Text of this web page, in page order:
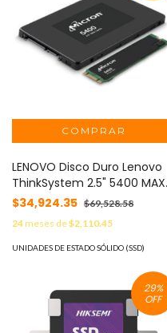
LENOVO Disco Duro Lenovo
ThinkSystem 2.5" 5400 MAX
3.84TB Uso Mixto SATA 6GB
HS SSD MOD: 4XB7A82292
$34,924.35 $69,528.58
24meses de$2,110.45
UNIDADES DE ESTADO SÓLIDO (SSD)
29%
OFF